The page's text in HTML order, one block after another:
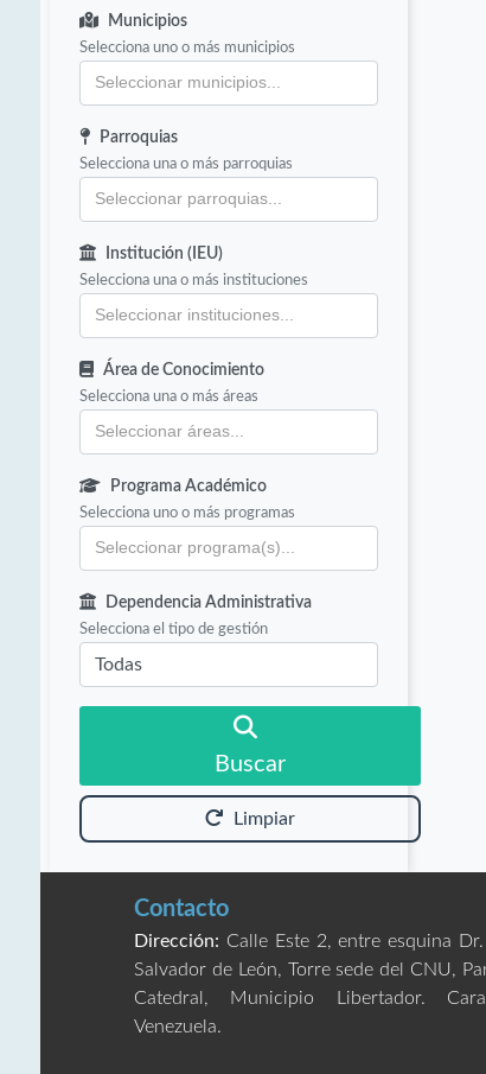
Municipios
Selecciona uno o más municipios
Parroquias
Selecciona una o más parroquias
Institución (IEU)
Selecciona una o más instituciones
Área de Conocimiento
Selecciona una o más áreas
Programa Académico
Selecciona uno o más programas
Dependencia Administrativa
Selecciona el tipo de gestión
Buscar
Limpiar
Contacto
Dirección: Calle Este 2, entre esquina
Salvador de León, Torre sede del CNU,
Catedral, Municipio Libertador.
Venezuela.